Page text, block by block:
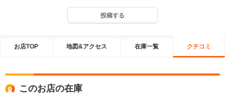
投稿する
お店TOP 地図&アクセス 在庫一覧 クチコミ
このお店の在庫